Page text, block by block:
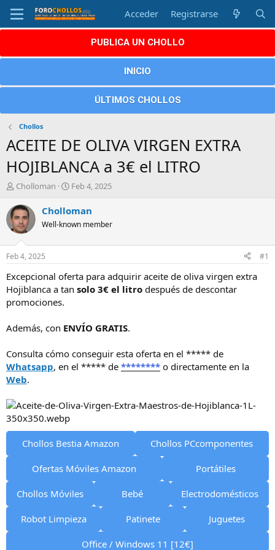
Acceder Registrarse
PUBLICA UN CHOLLO
INICIO
ÚLTIMOS CHOLLOS
Chollos
ACEITE DE OLIVA VIRGEN EXTRA
HOJIBLANCA a 3€ el LITRO
A
t
o
r
Cholloman
F
c
a
i
n
c
Feb 4, 2025
Cholloman
Well-known member
Feb 4, 2025 #1
Excepcional oferta para adquirir aceite de oliva virgen extra
Hojiblanca a tan solo 3€ el litro después de descontar
promociones.
Además, con ENVÍO GRATIS.
Consulta cómo conseguir esta oferta en el ***** de
Whatsapp, en el ***** de ******** o directamente en la
Web.
Chollos Bestia Amazon Chollos PCcomponentes
Ofertas Móviles Amazon Portátiles
Chollos Móviles Bebé Electrodomésticos
Robot Limpieza Patinete Juguetes
Office / Windows 11 [12€]